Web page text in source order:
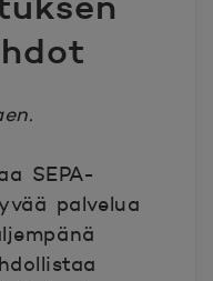
SEPA-
palvelua